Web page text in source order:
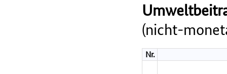
(nicht-
Nr.